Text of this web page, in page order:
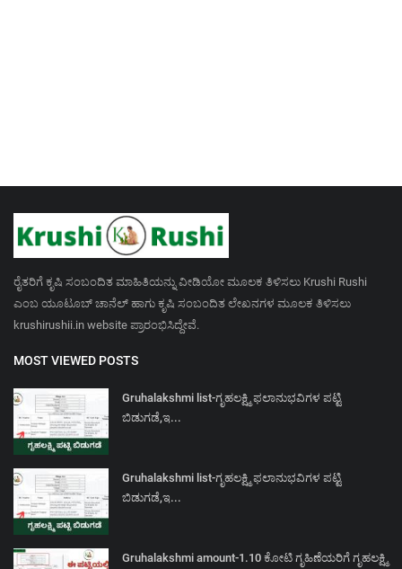
ರೈತರಿಗೆ ಕೃಷಿ ಸಂಬಂದಿತ ಮಾಹಿತಿಯನ್ನು ವೀಡಿಯೋ ಮೂಲಕ ತಿಳಿಸಲು Krushi Rushi
ಎಂಬ ಯೂಟೂಬ್ ಚಾನೆಲ್ ಹಾಗು ಕೃಷಿ ಸಂಬಂದಿತ ಲೇಖನಗಳ ಮೂಲಕ ತಿಳಿಸಲು
krushirushii.in website ಪ್ರಾರಂಭಿಸಿದ್ದೇವೆ.
MOST VIEWED POSTS
Gruhalakshmi list-ಗೃಹಲಕ್ಷ್ಮಿ ಫಲಾನುಭವಿಗಳ ಪಟ್ಟಿ
ಬಿಡುಗಡೆ,ಇ...
Gruhalakshmi list-ಗೃಹಲಕ್ಷ್ಮಿ ಫಲಾನುಭವಿಗಳ ಪಟ್ಟಿ
ಬಿಡುಗಡೆ,ಇ...
Gruhalakshmi amount-1.10 ಕೋಟಿ ಗೃಹಿಣೆಯರಿಗೆ ಗೃಹಲಕ್ಷ್ಮಿ